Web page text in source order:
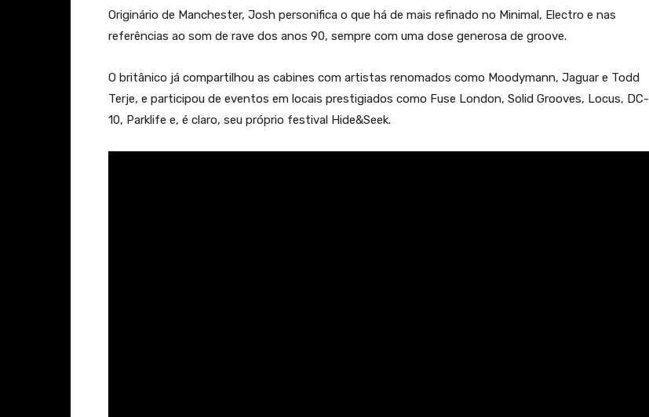
Originário de Manchester, Josh personifica o que há de mais refinado no Minimal, Electro e nas
referências ao som de rave dos anos 90, sempre com uma dose generosa de groove.
O britânico já compartilhou as cabines com artistas renomados como Moodymann, Jaguar e Todd
Terje, e participou de eventos em locais prestigiados como Fuse London, Solid Grooves, Locus, DC-
10, Parklife e, é claro, seu próprio festival Hide&Seek.